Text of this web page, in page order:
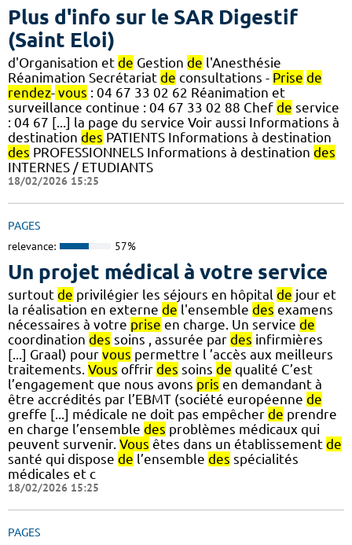
Plus d'info sur le SAR Digestif
(Saint Eloi)
d'Organisation et de Gestion de l'Anesthésie
Réanimation Secrétariat de consultations - Prise de
rendez- vous : 04 67 33 02 62 Réanimation et
surveillance continue : 04 67 33 02 88 Chef de service
: 04 67 [...] la page du service Voir aussi Informations à
destination des PATIENTS Informations à destination
des PROFESSIONNELS Informations à destination des
INTERNES / ETUDIANTS
18/02/2026 15:25
PAGES
relevance: 57%
Un projet médical à votre service
surtout de privilégier les séjours en hôpital de jour et
la réalisation en externe de l'ensemble des examens
nécessaires à votre prise en charge. Un service de
coordination des soins , assurée par des infirmières
[...] Graal) pour vous permettre l ’accès aux meilleurs
traitements. Vous offrir des soins de qualité C’est
l’engagement que nous avons pris en demandant à
être accrédités par l’EBMT (société européenne de
greffe [...] médicale ne doit pas empêcher de prendre
en charge l’ensemble des problèmes médicaux qui
peuvent survenir. Vous êtes dans un établissement de
santé qui dispose de l’ensemble des spécialités
médicales et c
18/02/2026 15:25
PAGES